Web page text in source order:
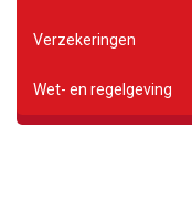
Verzekeringen
Wet- en regelgeving